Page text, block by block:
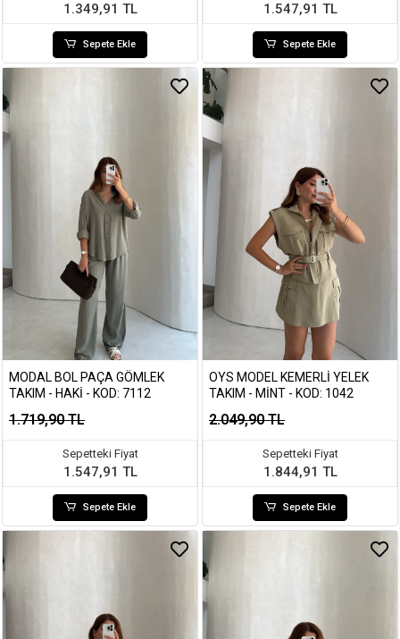
1.349,91 TL
Sepete Ekle
1.547,91 TL
Sepete Ekle
MODAL BOL PAÇA GÖMLEK
TAKIM - HAKI - KOD: 7112
1.719,90 TL
Sepetteki Fiyat
1.547,91 TL
Sepete Ekle
OYS MODEL KEMERLI YELEK
TAKIM - MINT - KOD: 1042
2.049,90 TL
Sepetteki Fiyat
1.844,91 TL
Sepete Ekle